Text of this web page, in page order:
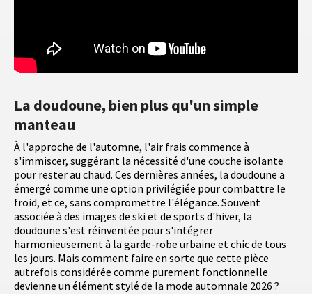
La doudoune, bien plus qu'un simple
manteau
À l'approche de l'automne, l'air frais commence à
s'immiscer, suggérant la nécessité d'une couche isolante
pour rester au chaud. Ces dernières années, la doudoune a
émergé comme une option privilégiée pour combattre le
froid, et ce, sans compromettre l'élégance. Souvent
associée à des images de ski et de sports d'hiver, la
doudoune s'est réinventée pour s'intégrer
harmonieusement à la garde-robe urbaine et chic de tous
les jours. Mais comment faire en sorte que cette pièce
autrefois considérée comme purement fonctionnelle
devienne un élément stylé de la mode automnale 2026 ?